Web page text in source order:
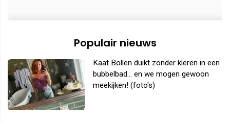
Populair nieuws
Kaat Bollen duikt zonder kleren in een
bubbelbad... en we mogen gewoon
meekijken! (foto's)